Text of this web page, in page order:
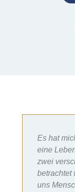
Es hat
eine
zwei
betrachtet
uns